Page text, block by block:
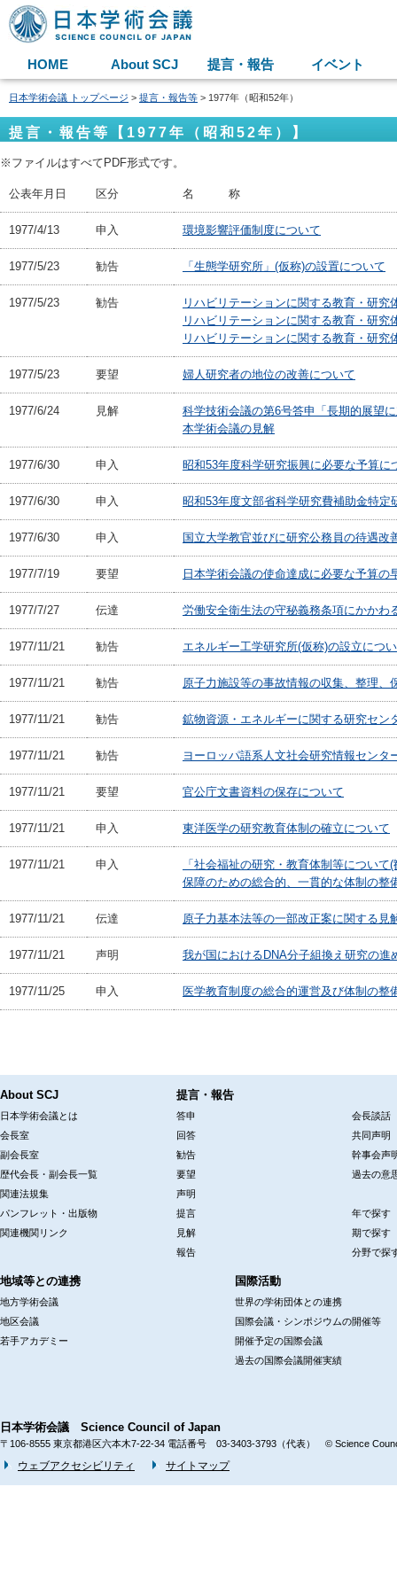
HOME About SCJ 提言・報告 イベント
日本学術会議 トップページ > 提言・報告等 > 1977年（昭和52年）
提言・報告等【1977年（昭和52年）】
※ファイルはすべてPDF形式です。
公表年月日 区分 名 称
1977/4/13 申入 環境影響評価制度について
1977/5/23 勧告 「生態学研究所」(仮称)の設置について
1977/5/23 勧告
リハビリテーションに関する教育・研究
リハビリテーションに関する教育・研究
リハビリテーションに関する教育・研究
1977/5/23 要望 婦人研究者の地位の改善について
1977/6/24 見解
科学技術会議の第6号答申「長期的展望
本学術会議の見解
1977/6/30 申入 昭和53年度科学研究振興に必要な予算に
1977/6/30 申入 昭和53年度文部省科学研究費補助金特定
1977/6/30 申入 国立大学教官並びに研究公務員の待遇改
1977/7/19 要望 日本学術会議の使命達成に必要な予算の
1977/7/27 伝達 労働安全衛生法の守秘義務条項にかかわ
1977/11/21 勧告 エネルギー工学研究所(仮称)の設立につ
1977/11/21 勧告 原子力施設等の事故情報の収集、整理
1977/11/21 勧告 鉱物資源・エネルギーに関する研究セン
1977/11/21 勧告 ヨーロッパ語系人文社会研究情報センタ
1977/11/21 要望 官公庁文書資料の保存について
1977/11/21 申入 東洋医学の研究教育体制の確立について
1977/11/21 申入
「社会福祉の研究・教育体制等につい
保障のための総合的、一貫的な体制の整
1977/11/21 伝達 原子力基本法等の一部改正案に関する見
1977/11/21 声明 我が国におけるDNA分子組換え研究の
1977/11/25 申入 医学教育制度の総合的運営及び体制の整
About SCJ
日本学術会議とは
会長室
副会長室
歴代会長・副会長一覧
関連法規集
パンフレット・出版物
関連機関リンク
提言・報告
答申
回答
勧告
要望
声明
提言
見解
報告
会長談話
共同声明
幹事会声
過去の意
年で探す
期で探す
分野で探
地域等との連携
地方学術会議
地区会議
若手アカデミー
国際活動
世界の学術団体との連携
国際会議・シンポジウムの開催等
開催予定の国際会議
過去の国際会議開催実績
日本学術会議 Science Council of Japan
〒106-8555 東京都港区六本木7-22-34 電話番号 03-3403-3793（代表） © Science
ウェブアクセシビリティ サイトマップ